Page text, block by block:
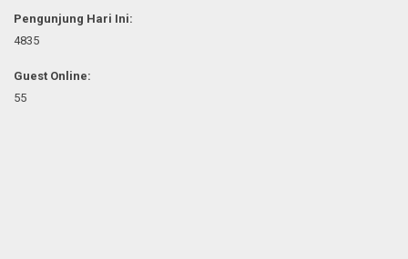
Pengunjung Hari Ini:
4835
Guest Online:
55